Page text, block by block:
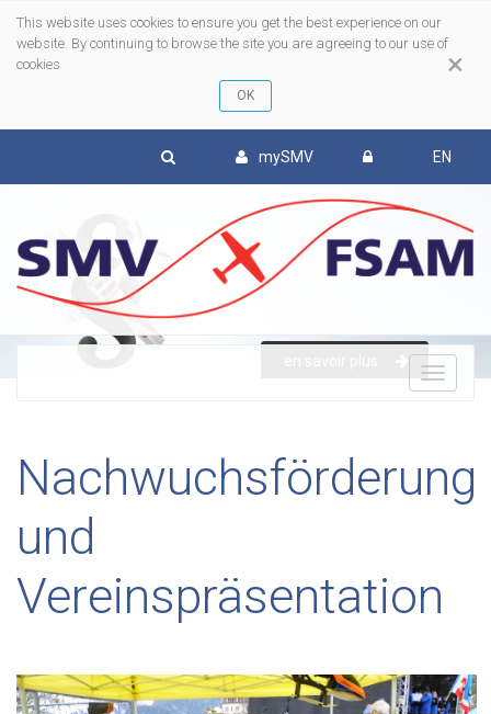
×
This website uses cookies to ensure you get the best experience on our
website. By continuing to browse the site you are agreeing to our use of
cookies
mySMV EN
Nachwuchsförderung
und
Vereinspräsentation